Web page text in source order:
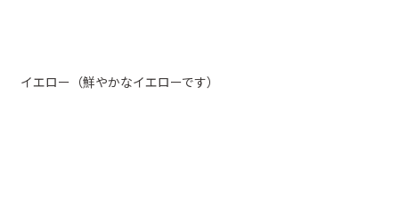
イエロー（鮮やかなイエローです）